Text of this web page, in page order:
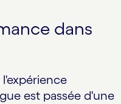
dans
l'expérience
est passée d'une